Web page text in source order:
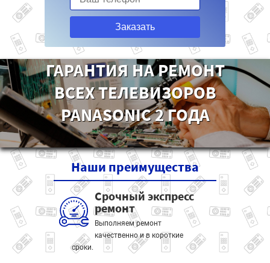
Заказать
ГАРАНТИЯ НА РЕМОНТ
ВСЕХ ТЕЛЕВИЗОРОВ
PANASONIC 2 ГОДА
Наши преимущества
Срочный экспресс
ремонт
Выполняем ремонт
качественно и в короткие
сроки.